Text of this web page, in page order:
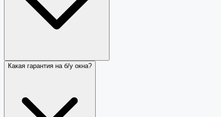
Какая гарантия на б/у окна?